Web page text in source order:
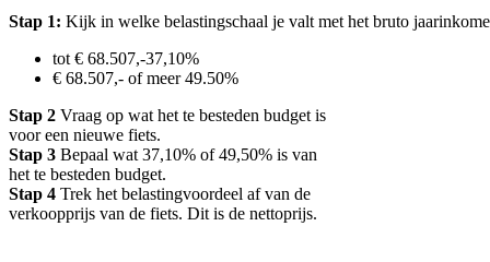
Stap 1: Kijk in welke belastingschaal je valt met het bruto
tot € 68.507,-37,10%
€ 68.507,- of meer 49.50%
Stap 2 Vraag op wat het te besteden budget is
voor een nieuwe fiets.
Stap 3 Bepaal wat 37,10% of 49,50% is van
het te besteden budget.
Stap 4 Trek het belastingvoordeel af van de
verkoopprijs van de fiets. Dit is de nettoprijs.